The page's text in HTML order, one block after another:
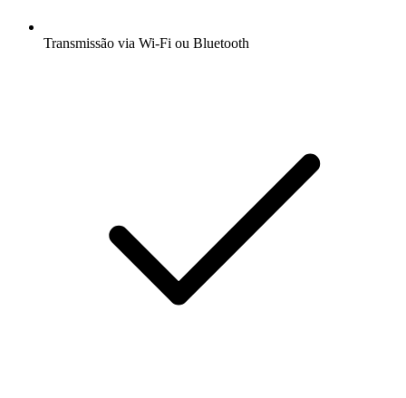
Transmissão via Wi-Fi ou Bluetooth